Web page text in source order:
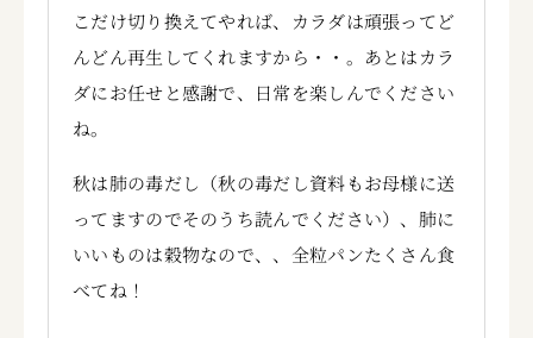
こだけ切り換えてやれば、カラダは頑張ってど
んどん再生してくれますから・・。あとはカラ
ダにお任せと感謝で、日常を楽しんでください
ね。
秋は肺の毒だし（秋の毒だし資料もお母様に送
ってますのでそのうち読んでください）、肺に
いいものは穀物なので、、全粒パンたくさん食
べてね！